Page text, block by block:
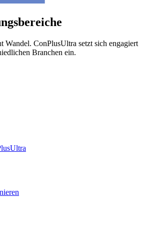
Wandel. ConPlusUltra setzt sich engagiert
Branchen ein.